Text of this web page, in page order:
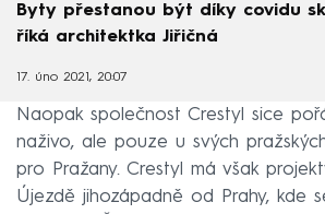
Byty přestanou být díky covidu
říká architektka Jiřičná
17. úno 2021, 20:07
Naopak společnost Crestyl sice
naživo, ale pouze u svých
pro Pražany. Crestyl má však
Újezdě jihozápadně od Prahy, kde